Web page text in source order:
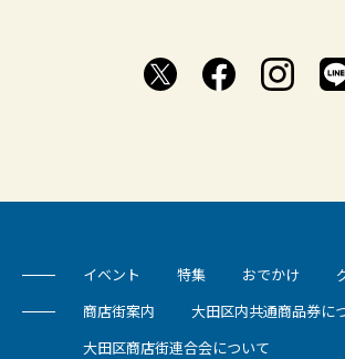
イベント 特集 おでかけ
商店街案内 大田区内共通商品券に
大田区商店街連合会について